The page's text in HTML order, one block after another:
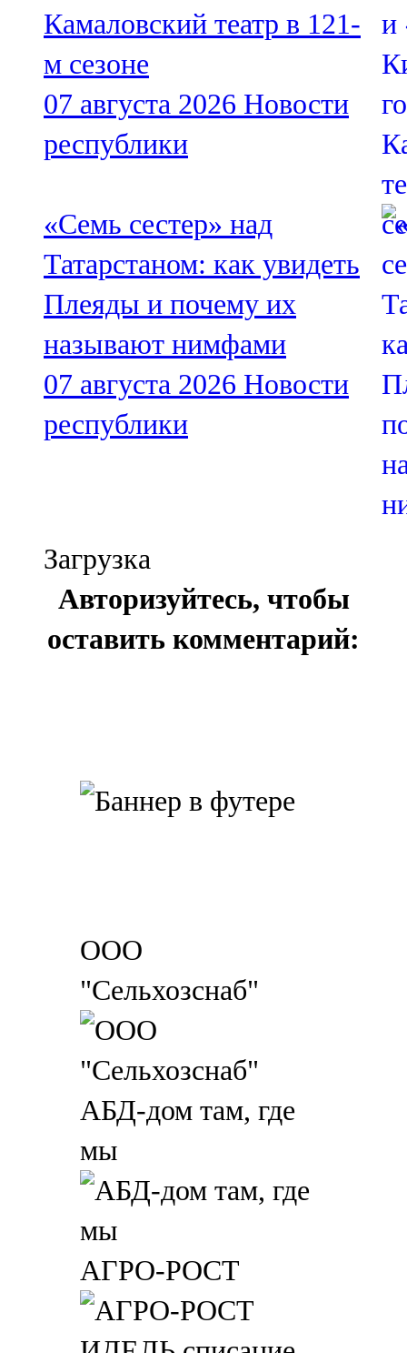
Камаловский театр в 121-
м сезоне
07 августа 2026 Новости
республики
«Семь сестер» над
Татарстаном: как увидеть
Плеяды и почему их
называют нимфами
07 августа 2026 Новости
республики
Загрузка
Авторизуйтесь, чтобы
оставить комментарий:
ООО
"Сельхозснаб"
АБД-дом там, где
мы
АГРО-РОСТ